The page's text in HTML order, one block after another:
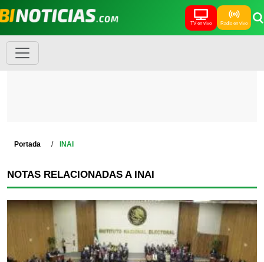
TV en vivo Radio en vivo
Portada INAI
NOTAS RELACIONADAS A INAI